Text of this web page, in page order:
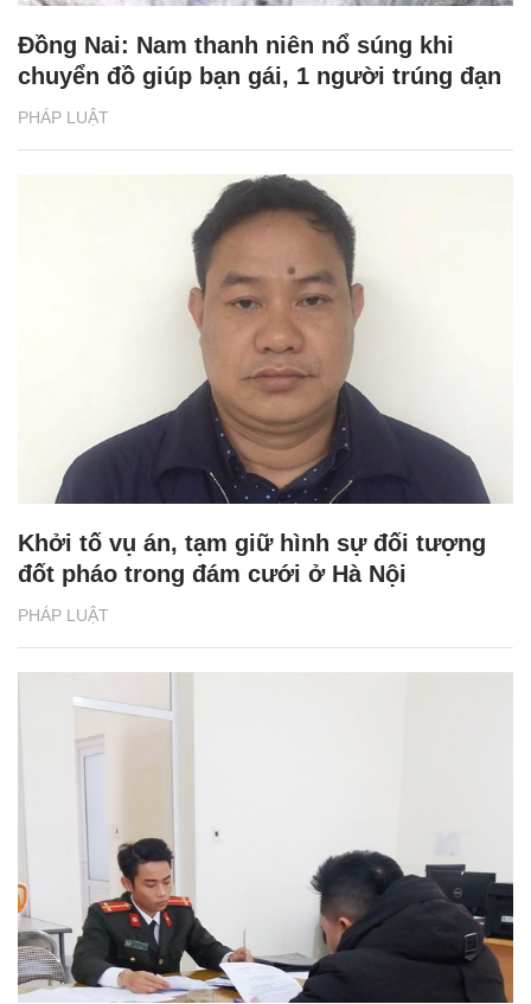
PHÁP LUẬT
Đồng Nai: Nam thanh niên nổ súng khi
chuyển đồ giúp bạn gái, 1 người trúng đạn
PHÁP LUẬT
Khởi tố vụ án, tạm giữ hình sự đối tượng
đốt pháo trong đám cưới ở Hà Nội